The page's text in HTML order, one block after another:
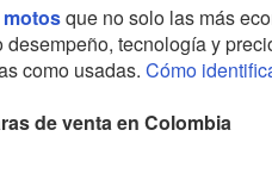
motosque no solo las más
tecnología y
como usadas. Cómo
de venta en Colombia